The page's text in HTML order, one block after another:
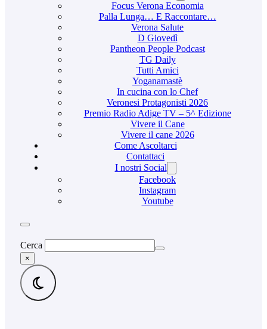
Focus Verona Economia
Palla Lunga… E Raccontare…
Verona Salute
D Giovedì
Pantheon People Podcast
TG Daily
Tutti Amici
Yoganamastè
In cucina con lo Chef
Veronesi Protagonisti 2026
Premio Radio Adige TV – 5^ Edizione
Vivere il Cane
Vivere il cane 2026
Come Ascoltarci
Contattaci
I nostri Social
Facebook
Instagram
Youtube
Cerca
×